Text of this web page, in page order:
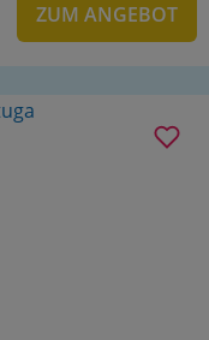
ZUM ANGEBOT